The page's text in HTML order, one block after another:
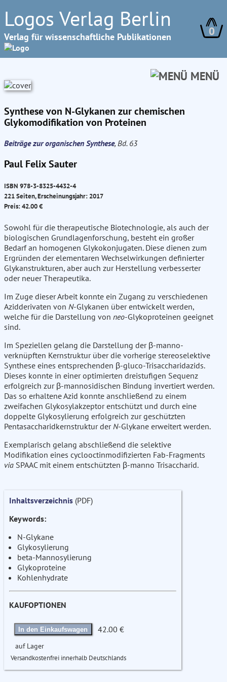
Logos Verlag Berlin
Verlag für wissenschaftliche Publikationen 0
MENÜ
Synthese von N-Glykanen zur chemischen
Glykomodifikation von Proteinen
Beiträge zur organischen Synthese, Bd. 63
Paul Felix Sauter
ISBN 978-3-8325-4432-4
221 Seiten, Erscheinungsjahr: 2017
Preis: 42.00 €
Sowohl für die therapeutische Biotechnologie, als auch der
biologischen Grundlagenforschung, besteht ein großer
Bedarf an homogenen Glykokonjugaten. Diese dienen zum
Ergründen der elementaren Wechselwirkungen definierter
Glykanstrukturen, aber auch zur Herstellung verbesserter
oder neuer Therapeutika.
Im Zuge dieser Arbeit konnte ein Zugang zu verschiedenen
Azidderivaten von N-Glykanen über entwickelt werden,
welche für die Darstellung von neo-Glykoproteinen geeignet
sind.
Im Speziellen gelang die Darstellung der β-manno-
verknüpften Kernstruktur über die vorherige stereoselektive
Synthese eines entsprechenden β-gluco-Trisaccharidazids.
Dieses konnte in einer optimierten dreistufigen Sequenz
erfolgreich zur β-mannosidischen Bindung invertiert werden.
Das so erhaltene Azid konnte anschließend zu einem
zweifachen Glykosylakzeptor entschützt und durch eine
doppelte Glykosylierung erfolgreich zur geschützten
Pentasaccharidkernstruktur derN-Glykane erweitert werden.
Exemplarisch gelang abschließend die selektive
Modifikation eines cyclooctinmodifizierten Fab-Fragments
via SPAAC mit einem entschützten β-manno Trisaccharid.
Inhaltsverzeichnis (PDF)
Keywords:
N-Glykane
Glykosylierung
beta-Mannosylierung
Glykoproteine
Kohlenhydrate
KAUFOPTIONEN
In den Einkaufswagen 42.00 €
auf Lager
Versandkostenfrei innerhalb Deutschlands